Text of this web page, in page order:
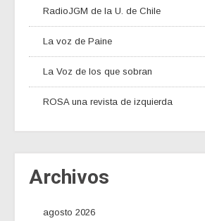
RadioJGM de la U. de Chile
La voz de Paine
La Voz de los que sobran
ROSA una revista de izquierda
Archivos
agosto 2026